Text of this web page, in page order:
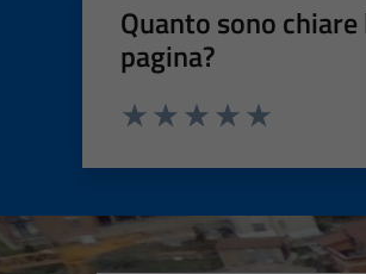
Quanto sono
pagina?